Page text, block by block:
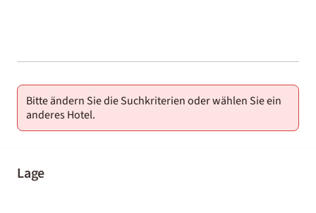
01-02
Bitte ändern Sie die Suchkriterien oder wählen Sie ein
anderes Hotel.
Lage